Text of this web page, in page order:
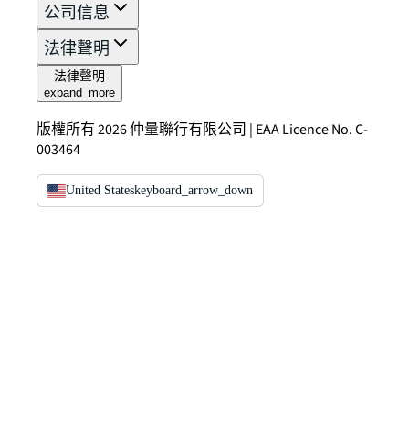
公司信息
法律聲明
法律聲明
expand_more
版權所有 2026 仲量聯行有限公司 | EAA Licence No. C-
003464
United Stateskeyboard_arrow_down